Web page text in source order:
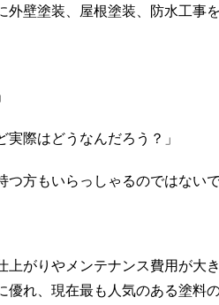
壁塗装、屋根塗装、防水工事
実際はどうなんだろう？」
方もいらっしゃるのではないで
がりやメンテナンス費用が大
れ、現在最も人気のある塗料の